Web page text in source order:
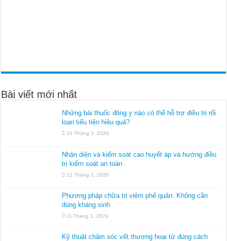
Bài viết mới nhất
Những bài thuốc đông y nào có thể hỗ trợ điều trị rối
loạn tiểu tiện hiệu quả?
10 Tháng 3, 2026
Nhận diện và kiểm soát cao huyết áp và hướng điều
trị kiểm soát an toàn
12 Tháng 2, 2026
Phương pháp chữa trị viêm phế quản: Không cần
dùng kháng sinh
11 Tháng 1, 2024
Kỹ thuật chăm sóc vết thương hoại tử đúng cách